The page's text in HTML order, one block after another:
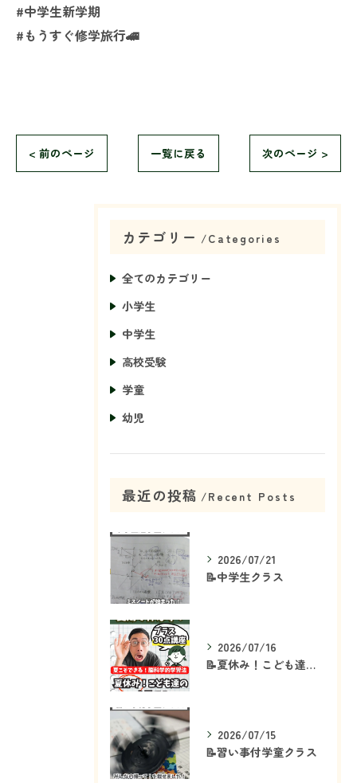
#中学生新学期
#もうすぐ修学旅行🚄
< 前のページ 一覧に戻る 次のページ >
カテゴリー Categories
全てのカテゴリー
小学生
中学生
高校受験
学童
幼児
最近の投稿 Recent Posts
2026/07/21
📝中学生クラス
2026/07/16
📝夏休み！こども達の「ココ」を見て！👀
2026/07/15
📝習い事付学童クラス